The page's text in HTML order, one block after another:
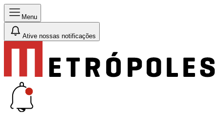
Menu
Ative nossas notificações